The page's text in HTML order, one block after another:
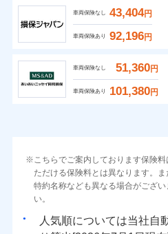
車両保険なし 43,404円
車両保険あり 92,196円
車両保険なし 51,360円
車両保険あり 101,380円
こちらでご案内しております保険
ただける保険料とは異なります。
特約名称なども異なる場合がござ
い。
人気順については当社